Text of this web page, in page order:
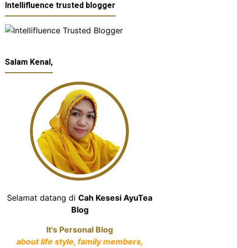
Intellifluence trusted blogger
Salam Kenal,
Selamat datang di Cah Kesesi AyuTea
Blog
It's Personal Blog
about life style, family members,